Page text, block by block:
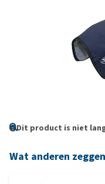
Dit product is niet
Wat anderen zeggen